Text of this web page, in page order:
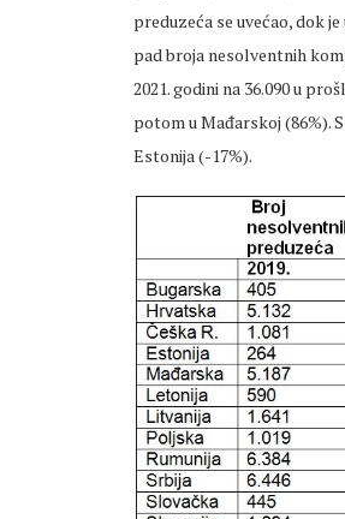
preduzeća se uvećao, dok
pad broja nesolventnih
2021. godini na 36.090 u
potom u Mađarskoj (86%).
Estonija (-17%).